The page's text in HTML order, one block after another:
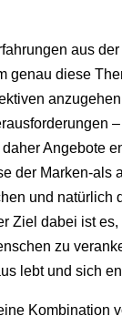
aus der
genau diese
Angebote
der Marken-als
und natürlich
Ziel dabei ist
zu
lebt und sich
Kombination